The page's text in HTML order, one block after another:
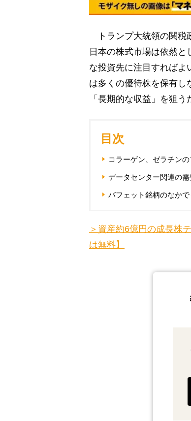
トランプ大統領の関税
日本の株式市場は依然と
な投資先に注目すればよ
は多くの優待株を保有し
「長期的な収益」を狙う
目次
コラーゲン、ゼラチン
データセンター関連の
バフェット銘柄のなか
＞資産約6億円の成長株
は無料】